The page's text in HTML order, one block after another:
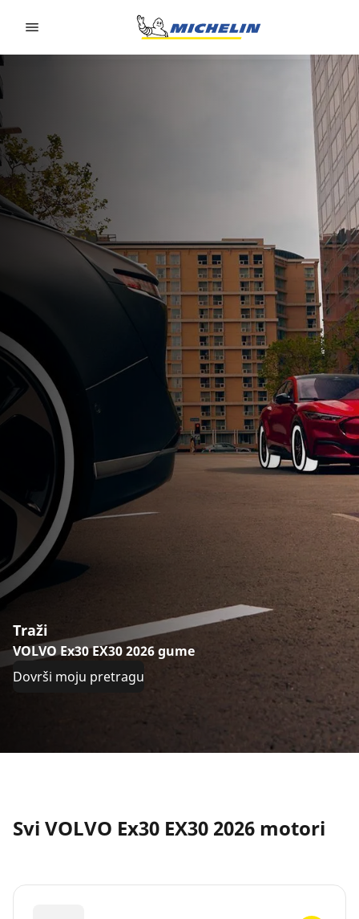
Traži
VOLVO Ex30 EX30 2026 gume
Dovrši moju pretragu
Svi VOLVO Ex30 EX30 2026 motori